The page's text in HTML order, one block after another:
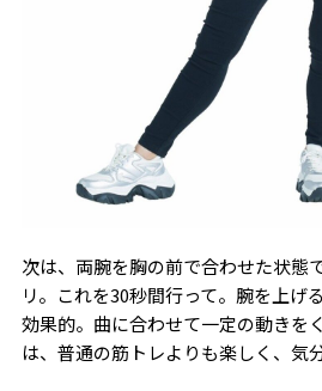
次は、両腕を胸の前で合わせた状態
リ。これを30秒間行って。腕を上げ
効果的。曲に合わせて一定の動きを
は、普通の筋トレよりも楽しく、気